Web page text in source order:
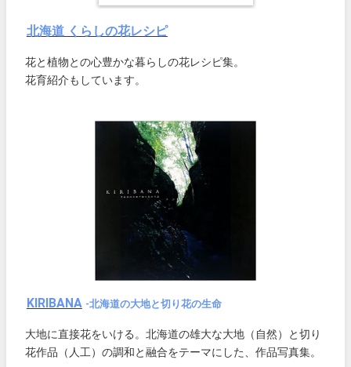
北海道 くらしの花レシピ
花と植物との心豊かな暮らしの花レシピ集。
花育紹介もしています。
KIRIBANA -北海道の大地と切り花の生命
大地に直接花をいける。北海道の雄大な大地（自然）と切り
花作品（人工）の調和と融合をテーマにした、作品写真集。